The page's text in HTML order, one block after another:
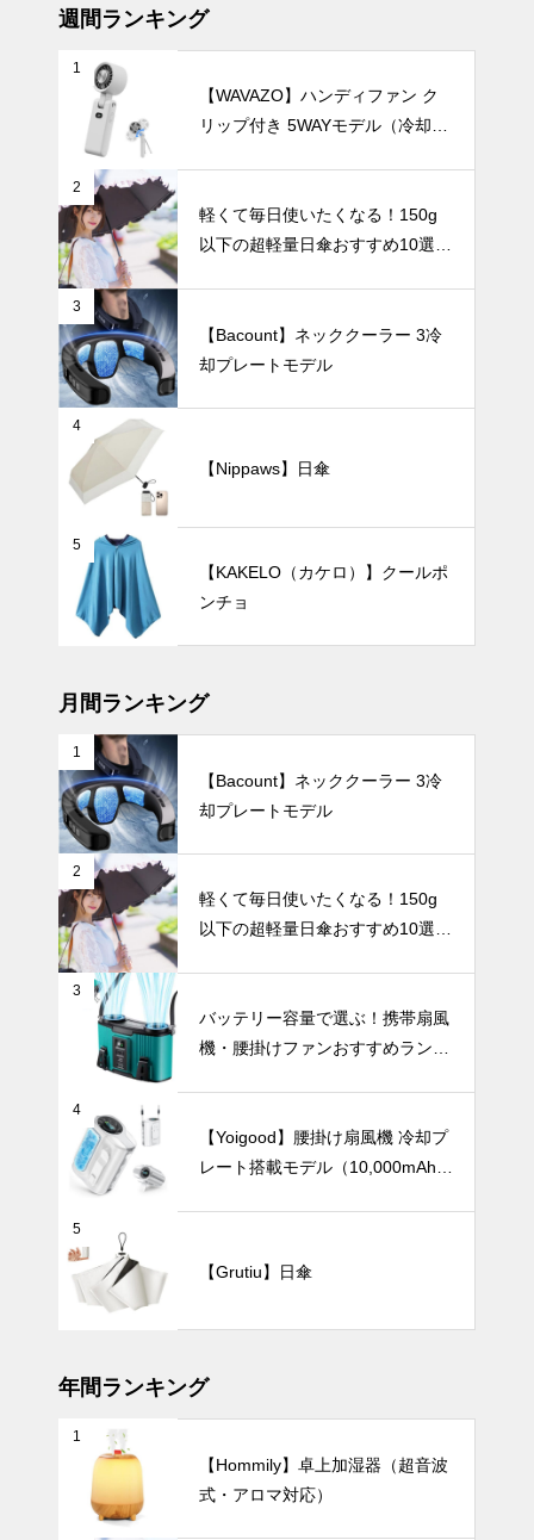
めサイズで強
風に強く、ビ
ジネスでも使
ホームパーテ
ィーを華やか
に彩る、おし
ゃれで可愛い
食器15選。
UV・雨対策
急な雨にも慌
てない！晴れ
の日も雨の日
も安心の『晴
雨兼用日傘』
おすすめ6選
｜軽量タイプ
判タイプま
で、通勤やお
出かけにぴっ
たりの一本を
UV・雨対策
２０２４年の
おすすめ折り
たたみ傘ベス
北欧柄やムー
ミンと一緒
に、心癒やさ
れるティータ
イムを。小さ
な幸せを運ぶ
「小ぶりなボ
ウル」3選。
テーブルウェア
新生活や結婚
祝いにおすす
め。もらって
わりの食器ギ
フト10選。
くすみカラー
でさりげなく
紫外線対策。
おしゃれで上
傘おすすめ6
暑さ対策
バッテリー容
量で選ぶ！携
帯扇風機・腰
掛けファンお
UV・雨対策
週間ランキング
1
【WAVAZO】ハンディファン ク
リップ付き 5WAYモデル（冷却プ
2
軽くて毎日使いたくなる！150g
以下の超軽量日傘おすすめ10選
3
【Bacount】ネッククーラー 3冷
却プレートモデル
4
【Nippaws】日傘
5
【KAKELO（カケロ）】クールポ
ンチョ
月間ランキング
1
【Bacount】ネッククーラー 3冷
却プレートモデル
2
軽くて毎日使いたくなる！150g
以下の超軽量日傘おすすめ10選
3
バッテリー容量で選ぶ！携帯扇風
機・腰掛けファンおすすめランキ
4
【Yoigood】腰掛け扇風機 冷却プ
レート搭載モデル（10,000mAh・
5
【Grutiu】日傘
年間ランキング
1
【Hommily】卓上加湿器（超音波
式・アロマ対応）